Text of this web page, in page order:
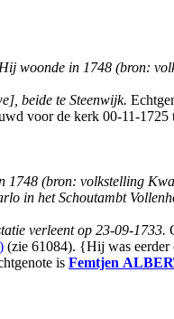
woonde in 1748 (bron:
beide te Steenwijk.
voor de kerk 00-11-
1748 (bron: volkstelling
in het Schoutambt
verleent op 23-09-1733.
(zie 61084). {Hij was
is Femtjen